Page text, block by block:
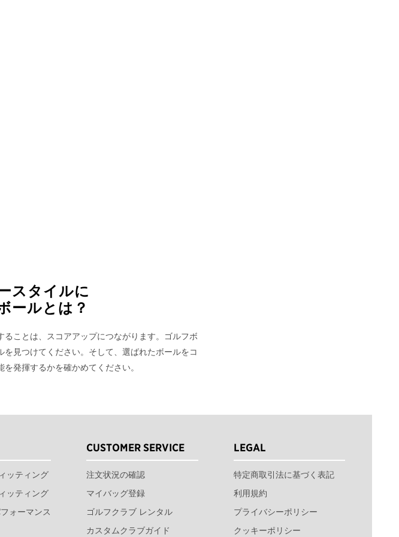
スタイルに
ールとは？
ことは、スコアアップにつながります。ゴルフボ
見つけてください。そして、選ばれたボールをコ
発揮するかを確かめてください。
ッティング
ッティング
ォーマンス
CUSTOMER SERVICE
注文状況の確認
マイバッグ登録
ゴルフクラブ レンタル
カスタムクラブガイド
LEGAL
特定商取引法に基づく表記
利用規約
プライバシーポリシー
クッキーポリシー